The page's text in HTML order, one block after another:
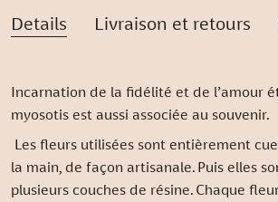
Details Livraison et retours
Incarnation de la fidélité et de l’amour
myosotis est aussi associée au souvenir.
Les fleurs utilisées sont entièrement
la main, de façon artisanale. Puis elles
plusieurs couches de résine. Chaque